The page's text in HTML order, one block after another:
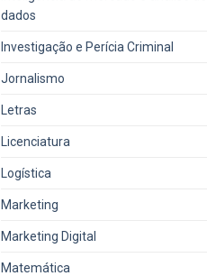
dados
Investigação e Perícia Criminal
Jornalismo
Letras
Licenciatura
Logística
Marketing
Marketing Digital
Matemática